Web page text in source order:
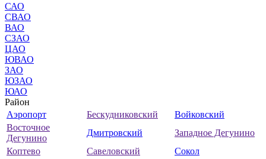
САО
СВАО
ВАО
СЗАО
ЦАО
ЮВАО
ЗАО
ЮЗАО
ЮАО
Район
Аэропорт
Бескудниковский
Войковский
Восточное
Дегунино
Дмитровский
Западное Дегунино
Коптево
Савеловский
Сокол